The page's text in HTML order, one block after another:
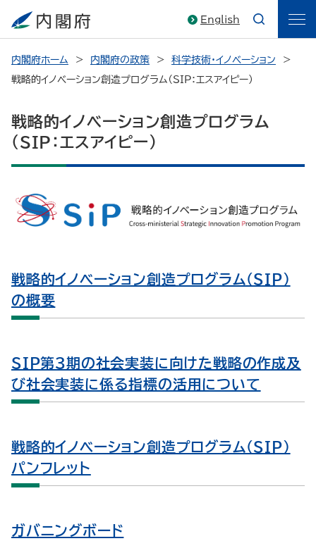
English
内閣府ホーム 内閣府の政策
科学技術・イノベーション
戦略的イノベーション創造プログラム（SIP：エスアイピー）
戦略的イノベーション創造プログラム
（SIP：エスアイピー）
戦略的イノベーション創造プログラム（ＳＩＰ）
の概要
SIP第3期の社会実装に向けた戦略の作成及
び社会実装に係る指標の活用について
戦略的イノベーション創造プログラム（SIP）
パンフレット
ガバニングボード